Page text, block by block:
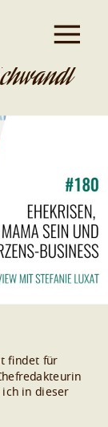
findet für
ich in dieser